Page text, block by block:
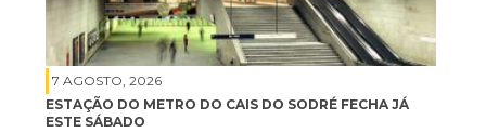
7 AGOSTO, 2026
ESTAÇÃO DO METRO DO CAIS DO SODRÉ FECHA JÁ
ESTE SÁBADO